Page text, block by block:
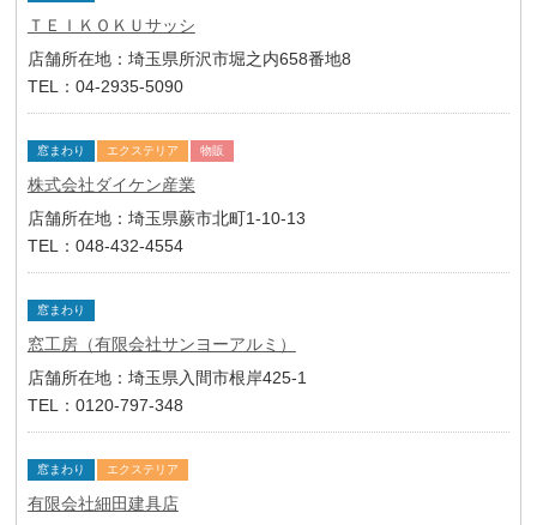
ＴＥＩＫＯＫＵサッシ
店舗所在地：埼玉県所沢市堀之内658番地8
TEL：04-2935-5090
窓まわり エクステリア 物販
株式会社ダイケン産業
店舗所在地：埼玉県蕨市北町1-10-13
TEL：048-432-4554
窓まわり
窓工房（有限会社サンヨーアルミ）
店舗所在地：埼玉県入間市根岸425-1
TEL：0120-797-348
窓まわり エクステリア
有限会社細田建具店